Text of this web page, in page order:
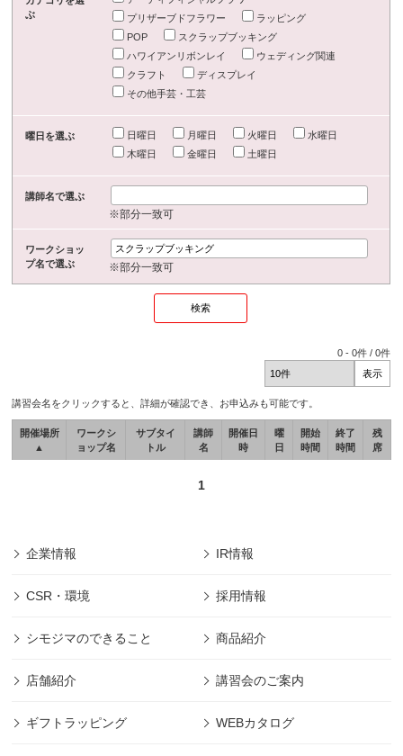
ぶ
プリザーブドフラワー
ラッピング
POP
スクラップブッキング
ハワイアンリボンレイ
ウェディング関連
クラフト
ディスプレイ
その他手芸・工芸
曜日を選ぶ 日曜日 月曜日 火曜日
水曜日
木曜日
金曜日 土曜日
講師名で選ぶ
※部分一致可
ワークショッ
プ名で選ぶ
※部分一致可
0 -0件 /0件
講習会名をクリックすると、詳細が確認でき、お申込みも可能です。
開催場所
▲
ワークシ
ョップ名
サブタイ
トル
講師
名
開催日
時
曜
日
開始
時間
終了
時間
残
席
1
企業情報 IR情報
CSR・環境 採用情報
シモジマのできること 商品紹介
店舗紹介 講習会のご案内
ギフトラッピング WEBカタログ